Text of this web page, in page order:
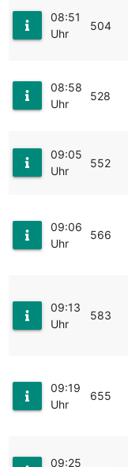
08:51
Uhr
504
08:58
Uhr
528
09:05
Uhr
552
09:06
Uhr
566
09:13
Uhr
583
09:19
Uhr
655
09:25